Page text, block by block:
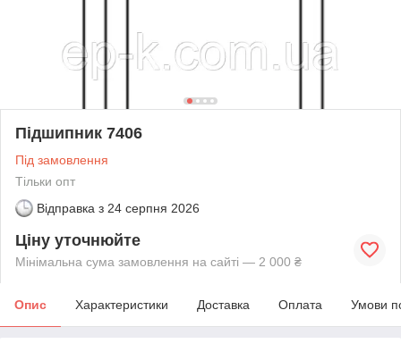
Підшипник 7406
Під замовлення
Тільки опт
Відправка з 24 серпня 2026
Ціну уточнюйте
Мінімальна сума замовлення на сайті — 2 000 ₴
Опис Характеристики Доставка Оплата Умови